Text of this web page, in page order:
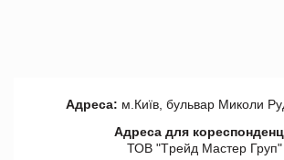
Адреса: м.Київ, бульвар Миколи
Адреса для
ТОВ "Tрейд Мастер Груп"